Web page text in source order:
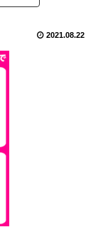
2021.08.22